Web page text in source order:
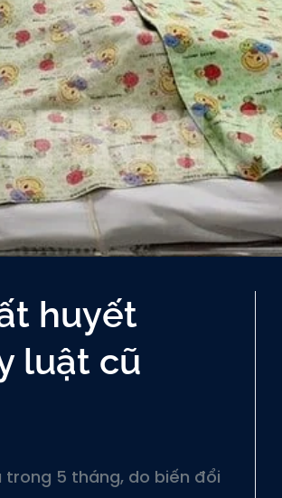
Video
huyết
luật cũ
5 tháng, do biến đổi